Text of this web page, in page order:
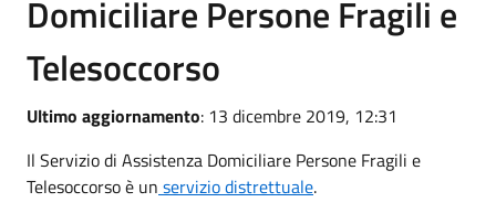
Domiciliare Persone Fragili e
Telesoccorso
Ultimo aggiornamento: 13 dicembre 2019, 12:31
Il Servizio di Assistenza Domiciliare Persone Fragili e
Telesoccorso è un servizio distrettuale.